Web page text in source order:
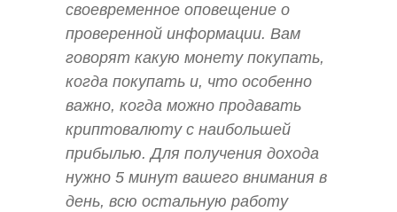
своевременное оповещение о
проверенной информации. Вам
говорят какую монету покупать,
когда покупать и, что особенно
важно, когда можно продавать
криптовалюту с наибольшей
прибылью. Для получения дохода
нужно 5 минут вашего внимания в
день, всю остальную работу